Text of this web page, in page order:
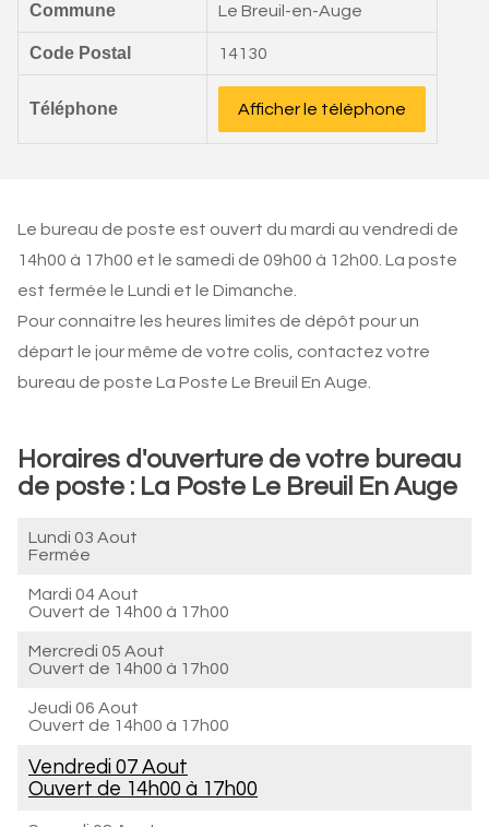
Commune Le Breuil-en-Auge
Code Postal 14130
Téléphone Afficher le téléphone
Le bureau de poste est ouvert du mardi au vendredi de
14h00 à 17h00 et le samedi de 09h00 à 12h00. La poste
est fermée le Lundi et le Dimanche.
Pour connaitre les heures limites de dépôt pour un
départ le jour même de votre colis, contactez votre
bureau de poste La Poste Le Breuil En Auge.
Horaires d'ouverture de votre bureau
de poste : La Poste Le Breuil En Auge
Lundi 03 Aout
Fermée
Mardi 04 Aout
Ouvert de 14h00 à 17h00
Mercredi 05 Aout
Ouvert de 14h00 à 17h00
Jeudi 06 Aout
Ouvert de 14h00 à 17h00
Vendredi 07 Aout
Ouvert de 14h00 à 17h00